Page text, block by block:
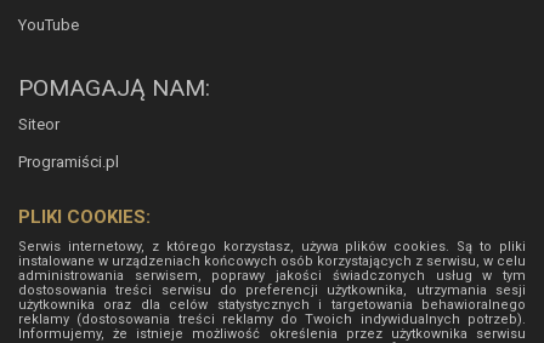
YouTube
POMAGAJĄ NAM:
Siteor
Programiści.pl
PLIKI COOKIES:
Serwis internetowy, z którego korzystasz, używa plików cookies. Są to pliki
instalowane w urządzeniach końcowych osób korzystających z serwisu, w celu
administrowania serwisem, poprawy jakości świadczonych usług w tym
dostosowania treści serwisu do preferencji użytkownika, utrzymania sesji
użytkownika oraz dla celów statystycznych i targetowania behawioralnego
reklamy (dostosowania treści reklamy do Twoich indywidualnych potrzeb).
Informujemy, że istnieje możliwość określenia przez użytkownika serwisu